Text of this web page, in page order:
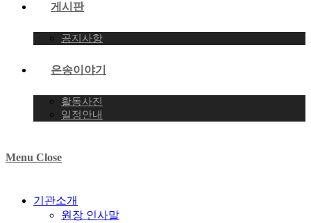
게시판
공지사항
은송이야기
활동사진
일정안내
Menu Close
기관소개
원장 인사말